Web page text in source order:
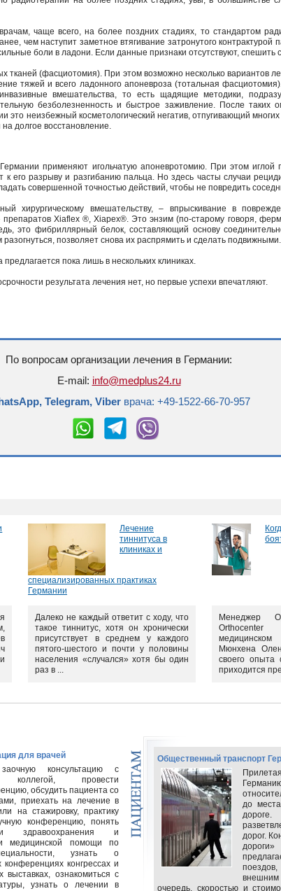
чаще всего, на более поздних стадиях, то стандартом
чем наступит заметное втягивание затронутого контрактурой
боли в ладони. Если данные признаки отсутствуют, спешить
тканей (фасциотомия). При этом возможно несколько вариантов
тяжей и всего ладонного апоневроза (тотальная
вмешательства, то есть щадящие методики,
безболезненность и быстрое заживление. После таких
это неизбежный косметологический негатив, отпугивающий
долгое восстановление.
применяют игольчатую апоневротомию. При этом иглой
к его разрыву и разгибанию пальца. Но здесь часты случаи
совершенной точностью действий, чтобы не повредить
хирургическому вмешательству, – впрыскивание в
Xiaflex ®, Xiapex®. Это энзим (по-старому говоря,
это фибриллярный белок, составляющий основу
позволяет снова их распрямить и сделать подвижными.
пока лишь в нескольких клиниках.
результата лечения нет, но первые успехи впечатляют.
По вопросам организации лечения в Германии:
E-mail: info@medplus24.ru
Telegram, Viberврача: +49-1522-66-70-957
Лечение
тиннитуса в
клиниках и
специализированных практиках
Германии
Далеко не каждый ответит с ходу, что
такое тиннитус, хотя он хронически
присутствует в среднем у каждого
пятого-шестого и почти у половины
населения «случался» хотя бы один
раз в ...
Менеджер
Мюнхена
своего опыта
приходится
для врачей
консультацию с
коллегой, провести
обсудить пациента со
приехать на лечение в
на стажировку, практику
конференцию, понять
здравоохранения и
медицинской помощи по
узнать о
конгрессах и
выставках, ознакомиться с
узнать о лечении в
Общественный транспорт
до
дорог.
очередь, скоростью и